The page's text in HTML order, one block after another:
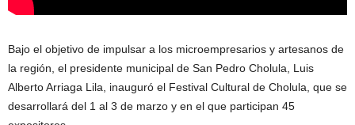
Bajo el objetivo de impulsar a los microempresarios y artesanos de
la región, el presidente municipal de San Pedro Cholula, Luis
Alberto Arriaga Lila, inauguró el Festival Cultural de Cholula, que se
desarrollará del 1 al 3 de marzo y en el que participan 45